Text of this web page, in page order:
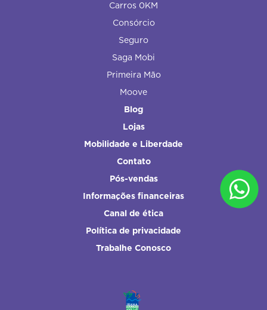
Carros 0KM
Consórcio
Seguro
Saga Mobi
Primeira Mão
Moove
Blog
Lojas
Mobilidade e Liberdade
Contato
Pós-vendas
Informações financeiras
Canal de ética
Política de privacidade
Trabalhe Conosco